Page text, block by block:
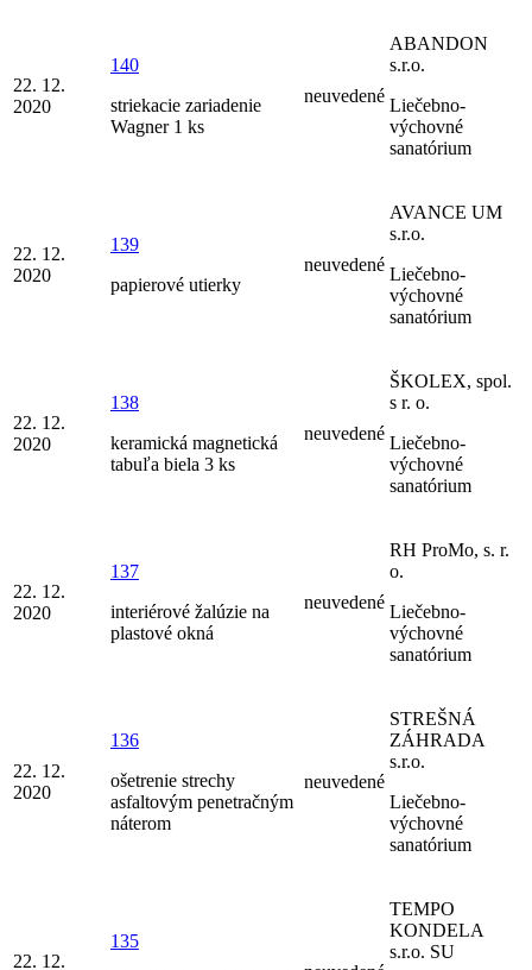
22. 12.
2020
140
striekacie zariadenie
Wagner 1 ks
neuvedené
ABANDON
s.r.o.
Liečebno-
výchovné
sanatórium
22. 12.
2020
139
papierové utierky
neuvedené
AVANCE UM
s.r.o.
Liečebno-
výchovné
sanatórium
22. 12.
2020
138
keramická magnetická
tabuľa biela 3 ks
neuvedené
ŠKOLEX, spol.
s r. o.
Liečebno-
výchovné
sanatórium
22. 12.
2020
137
interiérové žalúzie na
plastové okná
neuvedené
RH ProMo, s. r.
o.
Liečebno-
výchovné
sanatórium
22. 12.
2020
136
ošetrenie strechy
asfaltovým penetračným
náterom
neuvedené
STREŠNÁ
ZÁHRADA
s.r.o.
Liečebno-
výchovné
sanatórium
22. 12.
135
TEMPO
KONDELA
s.r.o. SU